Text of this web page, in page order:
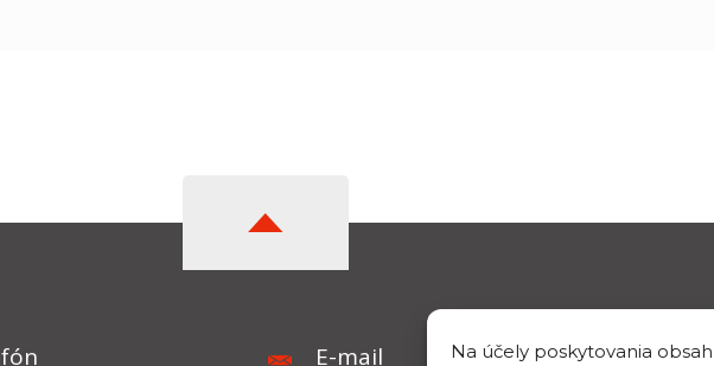
Na účely poskytovania
E-mail